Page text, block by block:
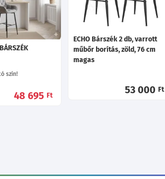
ECHO Bárszék 2 db, varrott
műbőr borítás, zöld, 76 cm
magas
53 000 Ft
szín!
48 695 Ft